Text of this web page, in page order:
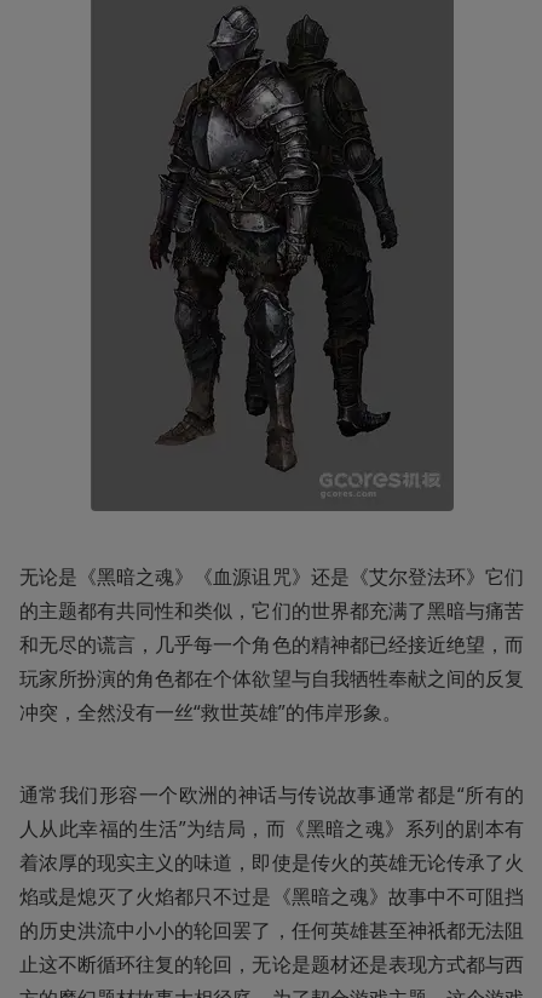
无论是《黑暗之魂》《血源诅咒》还是《艾尔登法环》它们
的主题都有共同性和类似，它们的世界都充满了黑暗与痛苦
和无尽的谎言，几乎每一个角色的精神都已经接近绝望，而
玩家所扮演的角色都在个体欲望与自我牺牲奉献之间的反复
冲突，全然没有一丝“救世英雄”的伟岸形象。
通常我们形容一个欧洲的神话与传说故事通常都是“所有的
人从此幸福的生活”为结局，而《黑暗之魂》系列的剧本有
着浓厚的现实主义的味道，即使是传火的英雄无论传承了火
焰或是熄灭了火焰都只不过是《黑暗之魂》故事中不可阻挡
的历史洪流中小小的轮回罢了，任何英雄甚至神祇都无法阻
止这不断循环往复的轮回，无论是题材还是表现方式都与西